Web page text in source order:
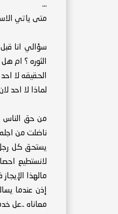
...
متى ياتي
سؤالي انا
الثوره ؟ ام
الحقيقه لا
لماذا لا احد
من حق الناس
ناضلت من
يستحق كل
لانستطيع
مالهذا
إذن عندما
معاناه ..عل